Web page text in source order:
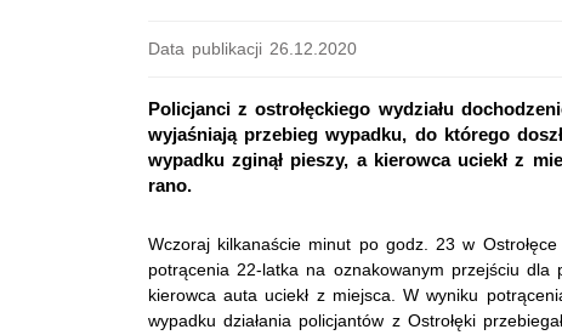
Data publikacji 26.12.2020
Policjanci z ostrołęckiego wydziału
wyjaśniają przebieg wypadku, do którego
wypadku zginął pieszy, a kierowca uciekł z
rano.
Wczoraj kilkanaście minut po godz. 23 w
potrącenia 22-latka na oznakowanym przejściu dla
kierowca auta uciekł z miejsca. W wyniku
wypadku działania policjantów z Ostrołęki